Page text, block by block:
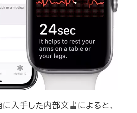
入手した内部文書によると、